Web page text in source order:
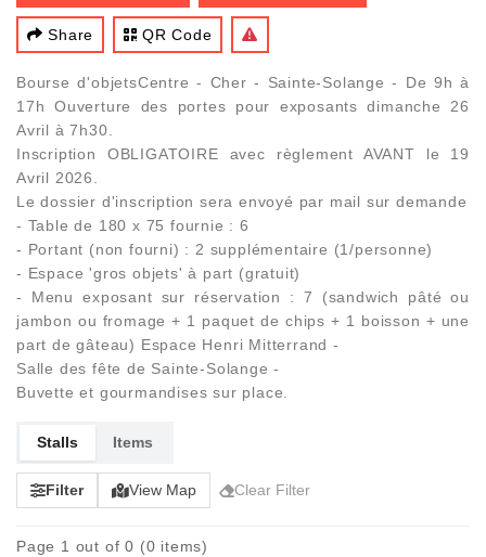
Share QR Code
Bourse d'objetsCentre - Cher - Sainte-Solange - De 9h à
17h Ouverture des portes pour exposants dimanche 26
Avril à 7h30.
Inscription OBLIGATOIRE avec règlement AVANT le 19
Avril 2026.
Le dossier d'inscription sera envoyé par mail sur demande
- Table de 180 x 75 fournie : 6
- Portant (non fourni) : 2 supplémentaire (1/personne)
- Espace 'gros objets' à part (gratuit)
- Menu exposant sur réservation : 7 (sandwich pâté ou
jambon ou fromage + 1 paquet de chips + 1 boisson + une
part de gâteau) Espace Henri Mitterrand -
Salle des fête de Sainte-Solange -
Buvette et gourmandises sur place.
Stalls Items
Filter View Map Clear Filter
Page 1 out of 0 (0 items)